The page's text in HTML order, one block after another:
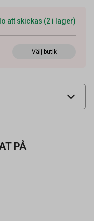
att skickas (2 i lager)
Välj butik
52151600
PÅ